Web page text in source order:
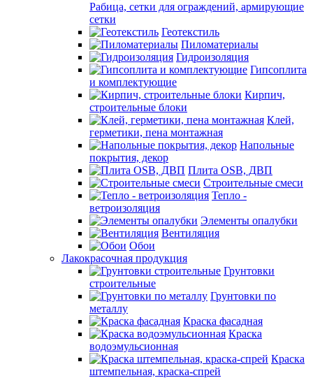
Рабица, сетки для ограждений, армирующие
сетки
Геотекстиль
Пиломатериалы
Гидроизоляция
Гипсоплита
и комплектующие
Кирпич,
строительные блоки
Клей,
герметики, пена монтажная
Напольные
покрытия, декор
Плита OSB, ДВП
Строительные смеси
Тепло -
ветроизоляция
Элементы опалубки
Вентиляция
Обои
Лакокрасочная продукция
Грунтовки
строительные
Грунтовки по
металлу
Краска фасадная
Краска
водоэмульсионная
Краска
штемпельная, краска-спрей